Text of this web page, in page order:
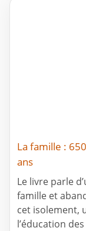
La famille :
ans
Le livre parle
famille et
cet isolement,
l’éducation